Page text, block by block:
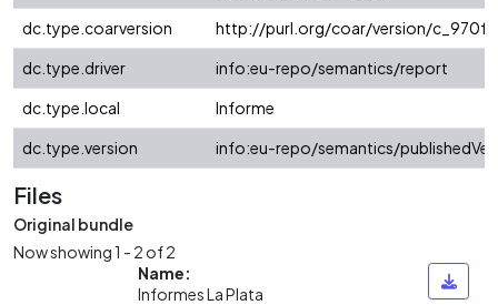
dc.type.coarversion
http://purl.org/coar/version/
dc.type.driver
info:eu-repo/semantics/report
dc.type.local
Informe
dc.type.version
info:eu-repo/semantics/
Files
Original bundle
Now showing1 - 2 of 2
Name:
Informes La Plata